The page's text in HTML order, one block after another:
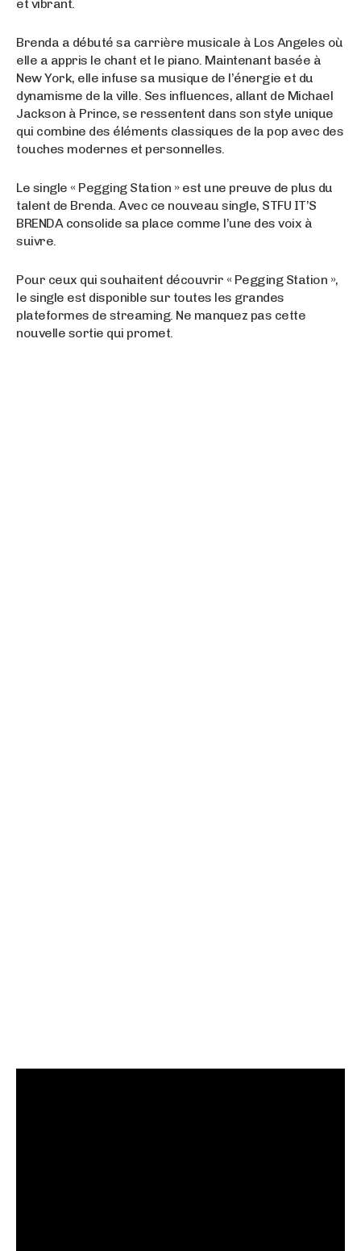
et vibrant.
Brenda a débuté sa carrière musicale à Los Angeles où
elle a appris le chant et le piano. Maintenant basée à
New York, elle infuse sa musique de l’énergie et du
dynamisme de la ville. Ses influences, allant de Michael
Jackson à Prince, se ressentent dans son style unique
qui combine des éléments classiques de la pop avec des
touches modernes et personnelles.
Le single « Pegging Station » est une preuve de plus du
talent de Brenda. Avec ce nouveau single, STFU IT’S
BRENDA consolide sa place comme l’une des voix à
suivre.
Pour ceux qui souhaitent découvrir « Pegging Station »,
le single est disponible sur toutes les grandes
plateformes de streaming. Ne manquez pas cette
nouvelle sortie qui promet.